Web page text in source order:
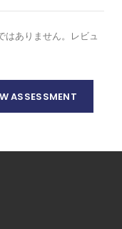
はありません。レビュ
ASSESSMENT